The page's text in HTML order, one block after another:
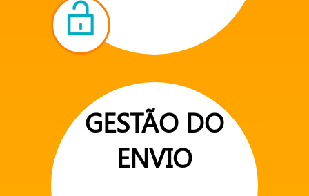
GESTÃO DO
ENVIO